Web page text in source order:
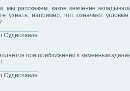
мы расскажем, какое значение
узнать, например, что означают
при приближении к каменным